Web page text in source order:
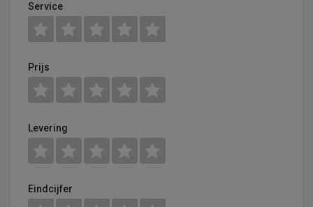
Service
Prijs
Levering
Eindcijfer